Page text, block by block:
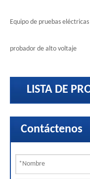
Equipo de pruebas
probador de alto voltaje
LISTA DE
Contáctenos